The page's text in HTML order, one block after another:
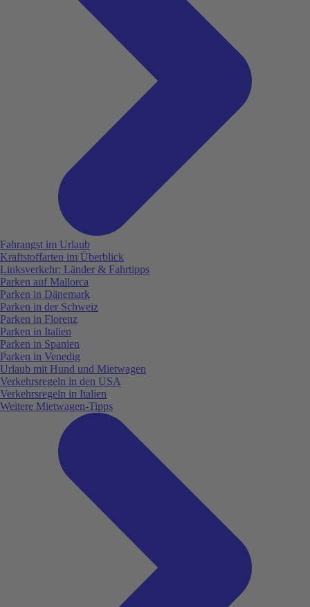
Fahrangst im Urlaub
Kraftstoffarten im Überblick
Linksverkehr: Länder & Fahrtipps
Parken auf Mallorca
Parken in Dänemark
Parken in der Schweiz
Parken in Florenz
Parken in Italien
Parken in Spanien
Parken in Venedig
Urlaub mit Hund und Mietwagen
Verkehrsregeln in den USA
Verkehrsregeln in Italien
Weitere Mietwagen-Tipps